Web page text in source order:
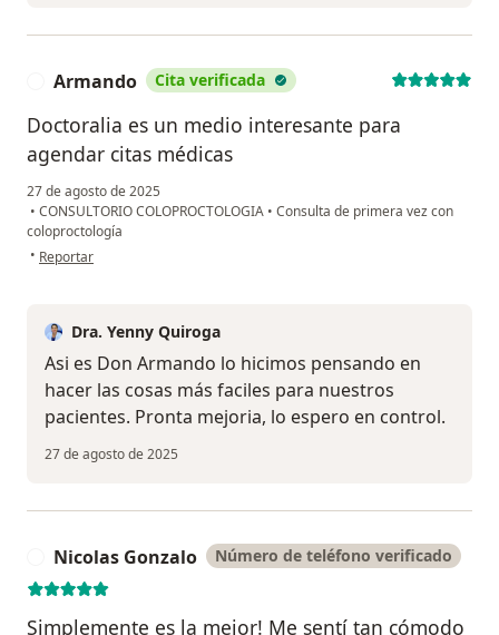
Armando Cita verificada
Doctoralia es un medio interesante para
agendar citas médicas
27 de agosto de 2025
• CONSULTORIO COLOPROCTOLOGIA • Consulta de primera vez con
coloproctología
• en opinión del usuario Armando
Reportar
Dra. Yenny Quiroga
Asi es Don Armando lo hicimos pensando en
hacer las cosas más faciles para nuestros
pacientes. Pronta mejoria, lo espero en control.
27 de agosto de 2025
Nicolas Gonzalo Número de teléfono verificado
Simplemente es la mejor! Me sentí tan cómodo